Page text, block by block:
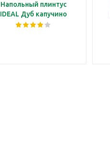
Напольный плинтус
IDEAL Дуб капучино